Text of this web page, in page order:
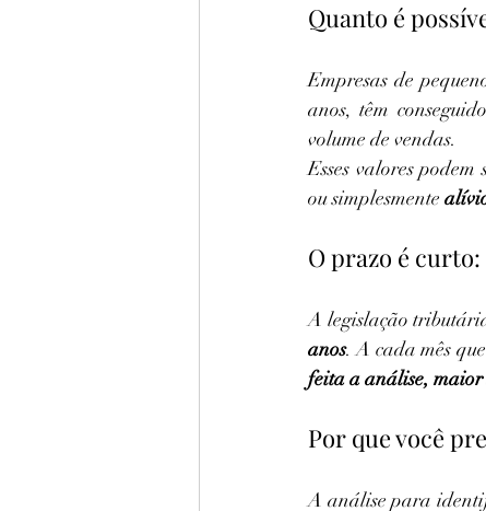
Quanto é
Empresas de
anos, têm conseguido
volume de vendas.
Esses valores
ou simplesmente
O prazo é
A legislação
anos. A cada mês
feita a análise, maior
Por que você
A análise para